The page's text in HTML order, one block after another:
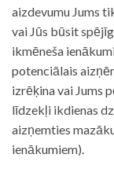
aizdevumu Jums
vai Jūs būsit
ikmēneša
potenciālais
izrēķina vai Jums
līdzekļi ikdienas
aizņemties
ienākumiem).